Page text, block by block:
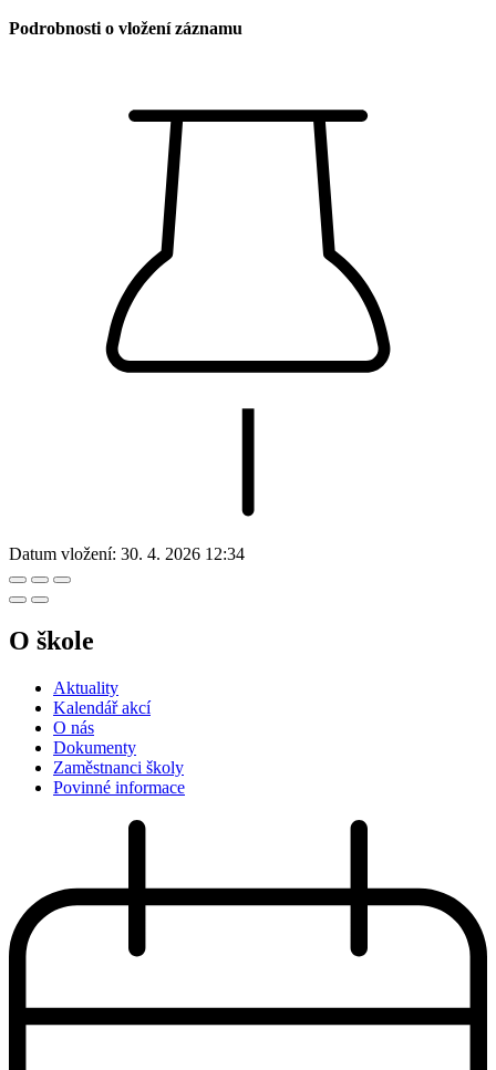
Podrobnosti o vložení záznamu
Datum vložení: 30. 4. 2026 12:34
O škole
Aktuality
Kalendář akcí
O nás
Dokumenty
Zaměstnanci školy
Povinné informace